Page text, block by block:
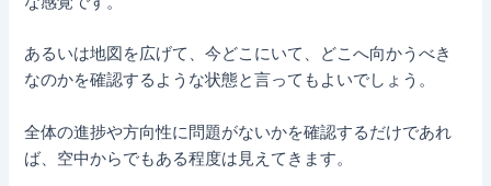
あるいは地図を広げて、今どこにいて、どこへ向かうべき
なのかを確認するような状態と言ってもよいでしょう。
全体の進捗や方向性に問題がないかを確認するだけであれ
ば、空中からでもある程度は見えてきます。